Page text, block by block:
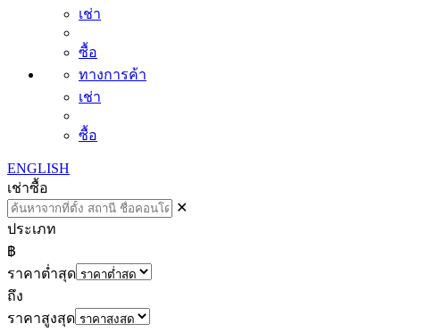
เช่า
ซื้อ
ทางการค้า
เช่า
ซื้อ
ENGLISH
เช่าซื้อ
✕
ประเภท
฿
ราคาต่ำสุด
ถึง
ราคาสูงสุด